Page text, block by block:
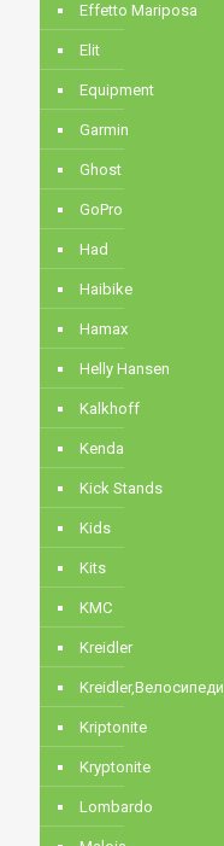
Effetto Mariposa
Elit
Equipment
Garmin
Ghost
GoPro
Had
Haibike
Hamax
Helly Hansen
Kalkhoff
Kenda
Kick Stands
Kids
Kits
KMC
Kreidler
Kreidler,Велосипеди
Kriptonite
Kryptonite
Lombardo